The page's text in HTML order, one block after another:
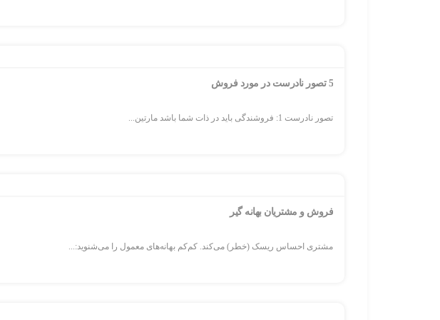
5 تصور نادرست در مورد فروش
تصور نادرست 1: فروشندگی باید در ذات شما باشد مارتین...
فروش و مشتریان بهانه گیر
مشتری احساس ریسک (خطر) می‌کند. کم‌کم بهانه‌های معمول را می‌شنوید:...